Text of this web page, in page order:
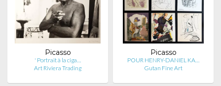
Picasso
' Portrait à la ciga…
Art Riviera Trading
Picasso
POUR HENRY-DANIEL KA…
Gutan Fine Art